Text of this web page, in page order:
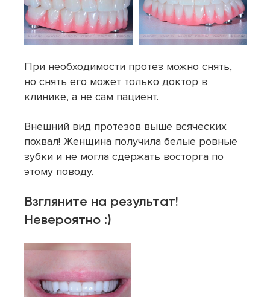
При необходимости протез можно снять,
но снять его может только доктор в
клинике, а не сам пациент.
Внешний вид протезов выше всяческих
похвал! Женщина получила белые ровные
зубки и не могла сдержать восторга по
этому поводу.
Взгляните на результат!
Невероятно :)